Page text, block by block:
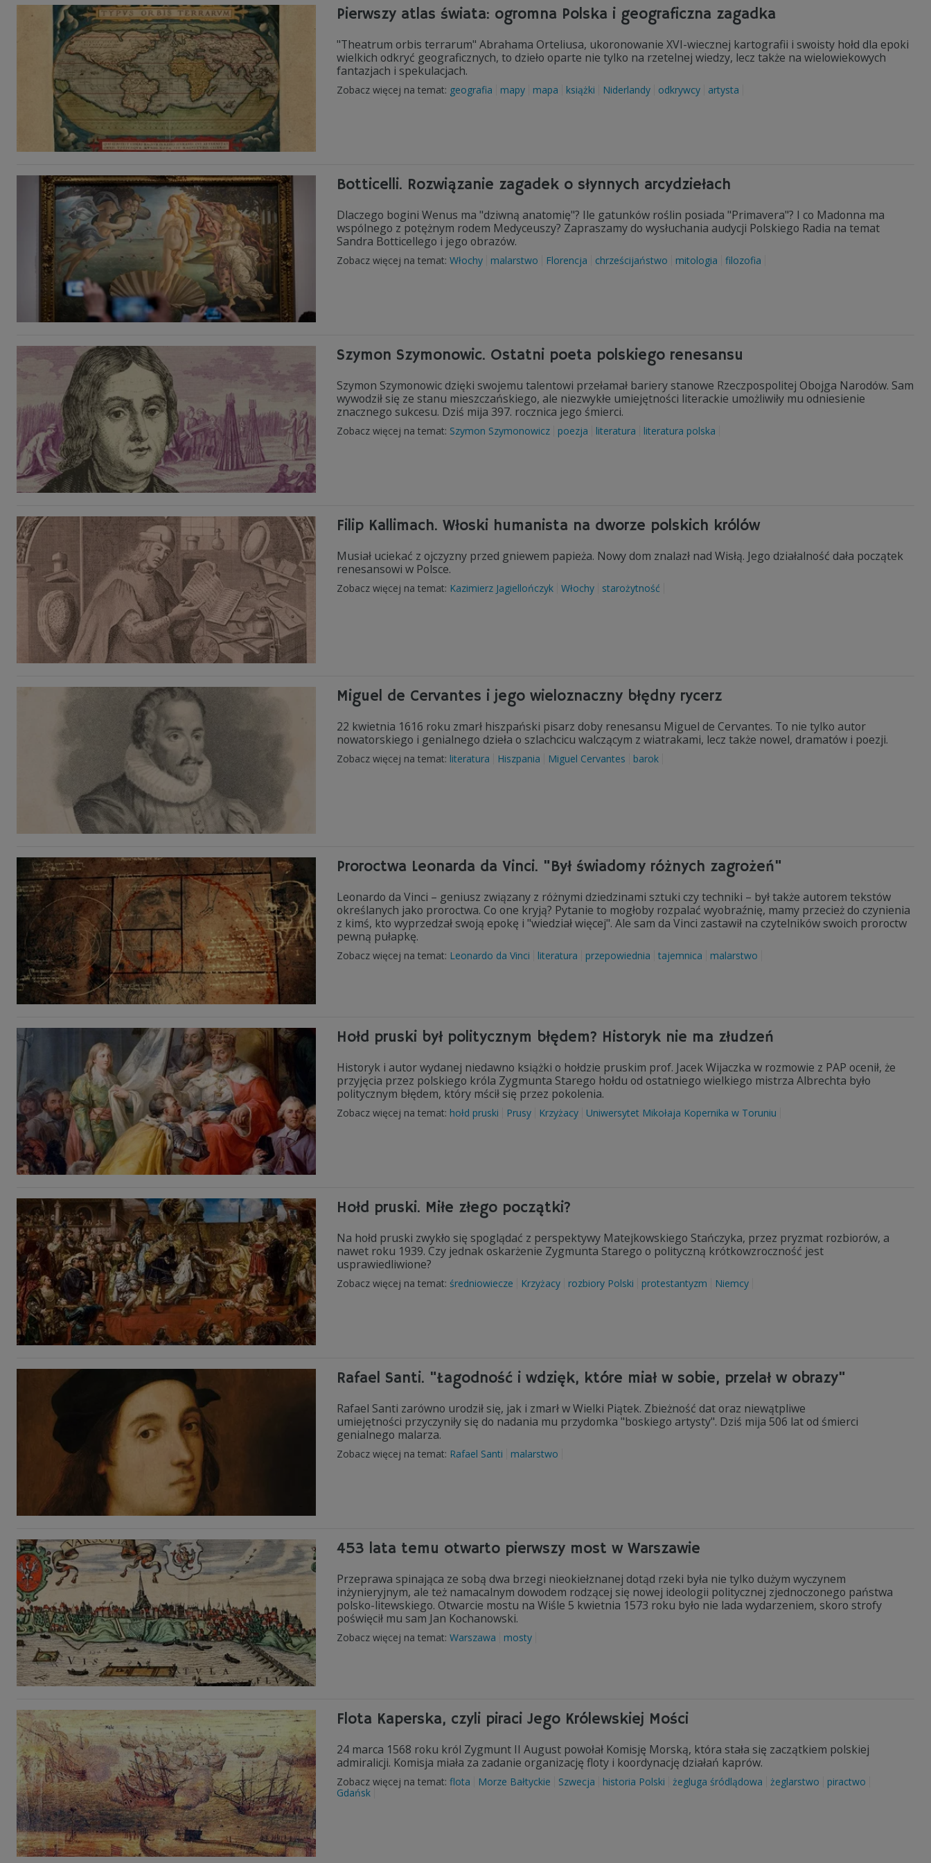
Pierwszy atlas świata: ogromna Polska i geograficzna zagadka
"Theatrum orbis terrarum" Abrahama Orteliusa, ukoronowanie XVI-wiecznej kartografii i swoisty hołd dla epoki
wielkich odkryć geograficznych, to dzieło oparte nie tylko na rzetelnej wiedzy, lecz także na wielowiekowych
fantazjach i spekulacjach.
Zobacz więcej na temat: geografia mapy mapa książki Niderlandy odkrywcy artysta
Botticelli. Rozwiązanie zagadek o słynnych arcydziełach
Dlaczego bogini Wenus ma "dziwną anatomię"? Ile gatunków roślin posiada "Primavera"? I co Madonna ma
wspólnego z potężnym rodem Medyceuszy? Zapraszamy do wysłuchania audycji Polskiego Radia na temat
Sandra Botticellego i jego obrazów.
Zobacz więcej na temat: Włochy malarstwo Florencja chrześcijaństwo mitologia filozofia
Szymon Szymonowic. Ostatni poeta polskiego renesansu
Szymon Szymonowic dzięki swojemu talentowi przełamał bariery stanowe Rzeczpospolitej Obojga Narodów. Sam
wywodził się ze stanu mieszczańskiego, ale niezwykłe umiejętności literackie umożliwiły mu odniesienie
znacznego sukcesu. Dziś mija 397. rocznica jego śmierci.
Zobacz więcej na temat: Szymon Szymonowicz poezja literatura literatura polska
Filip Kallimach. Włoski humanista na dworze polskich królów
Musiał uciekać z ojczyzny przed gniewem papieża. Nowy dom znalazł nad Wisłą. Jego działalność dała początek
renesansowi w Polsce.
Zobacz więcej na temat: Kazimierz Jagiellończyk Włochy starożytność
Miguel de Cervantes i jego wieloznaczny błędny rycerz
22 kwietnia 1616 roku zmarł hiszpański pisarz doby renesansu Miguel de Cervantes. To nie tylko autor
nowatorskiego i genialnego dzieła o szlachcicu walczącym z wiatrakami, lecz także nowel, dramatów i poezji.
Zobacz więcej na temat: literatura Hiszpania Miguel Cervantes barok
Proroctwa Leonarda da Vinci. "Był świadomy różnych zagrożeń"
Leonardo da Vinci – geniusz związany z różnymi dziedzinami sztuki czy techniki – był także autorem tekstów
określanych jako proroctwa. Co one kryją? Pytanie to mogłoby rozpalać wyobraźnię, mamy przecież do czynienia
z kimś, kto wyprzedzał swoją epokę i "wiedział więcej". Ale sam da Vinci zastawił na czytelników swoich proroctw
pewną pułapkę.
Zobacz więcej na temat: Leonardo da Vinci literatura przepowiednia tajemnica malarstwo
Hołd pruski był politycznym błędem? Historyk nie ma złudzeń
Historyk i autor wydanej niedawno książki o hołdzie pruskim prof. Jacek Wijaczka w rozmowie z PAP ocenił, że
przyjęcia przez polskiego króla Zygmunta Starego hołdu od ostatniego wielkiego mistrza Albrechta było
politycznym błędem, który mścił się przez pokolenia.
Zobacz więcej na temat: hołd pruski Prusy Krzyżacy Uniwersytet Mikołaja Kopernika w Toruniu
Hołd pruski. Miłe złego początki?
Na hołd pruski zwykło się spoglądać z perspektywy Matejkowskiego Stańczyka, przez pryzmat rozbiorów, a
nawet roku 1939. Czy jednak oskarżenie Zygmunta Starego o polityczną krótkowzroczność jest
usprawiedliwione?
Zobacz więcej na temat: średniowiecze Krzyżacy rozbiory Polski protestantyzm Niemcy
Rafael Santi. "Łagodność i wdzięk, które miał w sobie, przelał w obrazy"
Rafael Santi zarówno urodził się, jak i zmarł w Wielki Piątek. Zbieżność dat oraz niewątpliwe
umiejętności przyczyniły się do nadania mu przydomka "boskiego artysty". Dziś mija 506 lat od śmierci
genialnego malarza.
Zobacz więcej na temat: Rafael Santi malarstwo
453 lata temu otwarto pierwszy most w Warszawie
Przeprawa spinająca ze sobą dwa brzegi nieokiełznanej dotąd rzeki była nie tylko dużym wyczynem
inżynieryjnym, ale też namacalnym dowodem rodzącej się nowej ideologii politycznej zjednoczonego państwa
polsko-litewskiego. Otwarcie mostu na Wiśle 5 kwietnia 1573 roku było nie lada wydarzeniem, skoro strofy
poświęcił mu sam Jan Kochanowski.
Zobacz więcej na temat: Warszawa mosty
Flota Kaperska, czyli piraci Jego Królewskiej Mości
24 marca 1568 roku król Zygmunt II August powołał Komisję Morską, która stała się zaczątkiem polskiej
admiralicji. Komisja miała za zadanie organizację floty i koordynację działań kaprów.
Zobacz więcej na temat: flota Morze Bałtyckie Szwecja historia Polski żegluga śródlądowa żeglarstwo
piractwo
Gdańsk